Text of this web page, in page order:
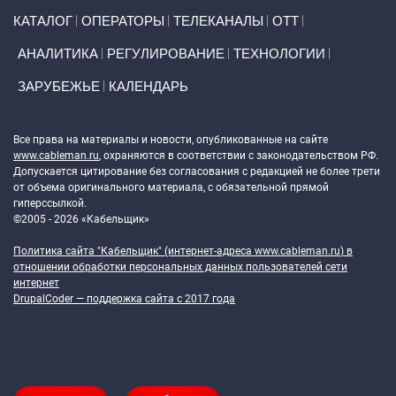
КАТАЛОГ ОПЕРАТОРЫ ТЕЛЕКАНАЛЫ ОТТ
АНАЛИТИКА РЕГУЛИРОВАНИЕ ТЕХНОЛОГИИ
ЗАРУБЕЖЬЕ КАЛЕНДАРЬ
Все права на материалы и новости, опубликованные на сайте
www.cableman.ru, охраняются в соответствии с законодательством РФ.
Допускается цитирование без согласования с редакцией не более трети
от объема оригинального материала, с обязательной прямой
гиперссылкой.
©2005 - 2026 «Кабельщик»
Политика сайта "Кабельщик" (интернет-адреса www.cableman.ru) в
отношении обработки персональных данных пользователей сети
интернет
DrupalCoder — поддержка сайта c 2017 года